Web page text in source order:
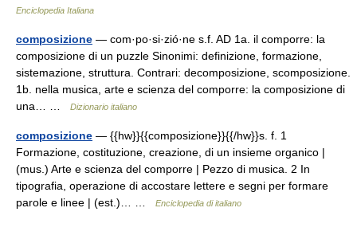
Enciclopedia Italiana
composizione — com·po·si·zió·ne s.f. AD 1a. il comporre: la
composizione di un puzzle Sinonimi: definizione, formazione,
sistemazione, struttura. Contrari: decomposizione, scomposizione.
1b. nella musica, arte e scienza del comporre: la composizione di
una… …
Dizionario italiano
composizione — {{hw}}{{composizione}}{{/hw}}s. f. 1
Formazione, costituzione, creazione, di un insieme organico |
(mus.) Arte e scienza del comporre | Pezzo di musica. 2 In
tipografia, operazione di accostare lettere e segni per formare
parole e linee | (est.)… …
Enciclopedia di italiano